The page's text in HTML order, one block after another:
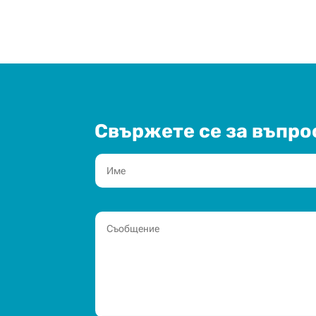
Свържете се за